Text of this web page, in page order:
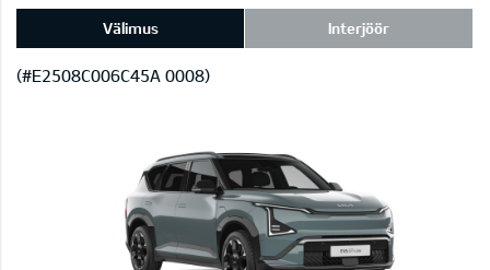
Välimus Interjöör
(#E2508C006C45A 0008)